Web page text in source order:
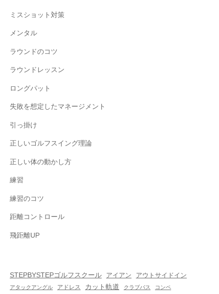
ミスショット対策
メンタル
ラウンドのコツ
ラウンドレッスン
ロングパット
失敗を想定したマネージメント
引っ掛け
正しいゴルフスイング理論
正しい体の動かし方
練習
練習のコツ
距離コントロール
飛距離UP
STEPBYSTEPゴルフスクール アイアン アウトサイドイン
アタックアングル アドレス カット軌道 クラブパス コンペ